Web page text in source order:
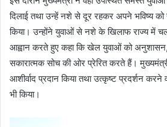
दिलाई तथा उन्हें नशे से दूर रहकर अपने भविष्य
किया। उन्होंने युवाओं से नशे के खिलाफ राज्य में
आह्वान करते हुए कहा कि खेल युवाओं को
सकारात्मक सोच की ओर प्रेरित करते हैं।
आशीर्वाद प्रदान किया तथा उत्कृष्ट प्रदर्शन करने
भी किया।